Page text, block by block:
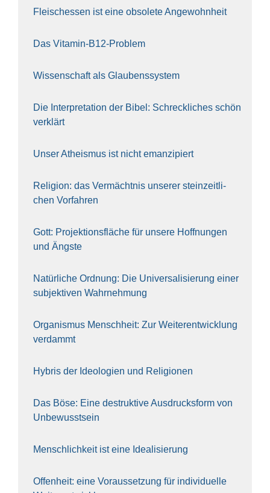
Fleisch­essen ist eine obso­le­te An‍ge‍wohn‍heit
Das Vit­amin-B12-Pro­blem
Wis­sen­schaft als Glau­bens­sys­tem
Die Inter­pre­ta­ti­on der Bibel: Schreck­li­ches schön
ver­klärt
Unser Athe­is­mus ist nicht eman­zi­piert
Reli­gi­on: das Ver­mächt­nis unse­rer stein­zeit­li­
chen Vor­fah­ren
Gott: Pro­jek­ti­ons­flä­che für unse­re Hoff­nun­gen
und Ängs­te
Natür­li­che Ord­nung: Die Uni­ver­sa­li­sie­rung einer
sub­jek­ti­ven Wahr­neh­mung
Orga­nis­mus Mensch­heit: Zur Wei­ter­ent­wick­lung
ver­dammt
Hybris der Ideo­lo­gien und Reli­gio­nen
Das Böse: Eine destruk­ti­ve Aus­drucks­form von
Unbe­wusst­sein
Mensch­lich­keit ist eine Idea­li­sie­rung
Offen­heit: eine Vor­aus­set­zung für indi­vi­du­el­le